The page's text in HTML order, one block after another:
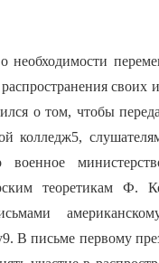
необходимости
о том, чтобы
военное
теоретикам
В письме первому